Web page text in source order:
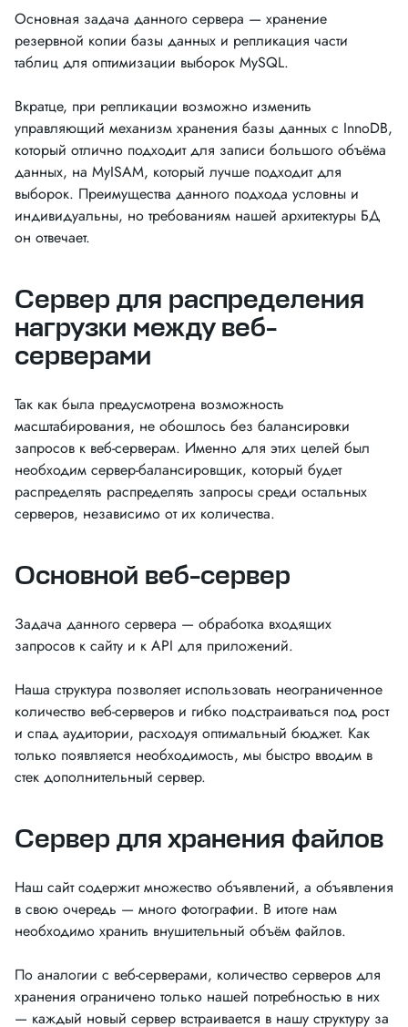
Основная задача данного сервера — хранение
резервной копии базы данных и репликация части
таблиц для оптимизации выборок MySQL.
Вкратце, при репликации возможно изменить
управляющий механизм хранения базы данных с InnoDB,
который отлично подходит для записи большого объёма
данных, на MyISAM, который лучше подходит для
выборок. Преимущества данного подхода условны и
индивидуальны, но требованиям нашей архитектуры БД
он отвечает.
Сервер для распределения
нагрузки между веб-
серверами
Так как была предусмотрена возможность
масштабирования, не обошлось без балансировки
запросов к веб-серверам. Именно для этих целей был
необходим сервер-балансировщик, который будет
распределять распределять запросы среди остальных
серверов, независимо от их количества.
Основной веб-сервер
Задача данного сервера — обработка входящих
запросов к сайту и к API для приложений.
Наша структура позволяет использовать неограниченное
количество веб-серверов и гибко подстраиваться под рост
и спад аудитории, расходуя оптимальный бюджет. Как
только появляется необходимость, мы быстро вводим в
стек дополнительный сервер.
Сервер для хранения файлов
Наш сайт содержит множество объявлений, а объявления
в свою очередь — много фотографии. В итоге нам
необходимо хранить внушительный объём файлов.
По аналогии с веб-серверами, количество серверов для
хранения ограничено только нашей потребностью в них
— каждый новый сервер встраивается в нашу структуру за